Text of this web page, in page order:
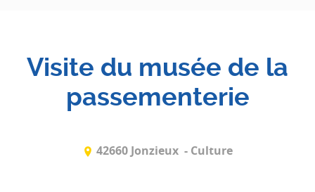
Visite du musée de la
passementerie
42660 Jonzieux - Culture